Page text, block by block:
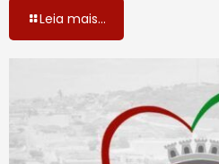
Leia mais...